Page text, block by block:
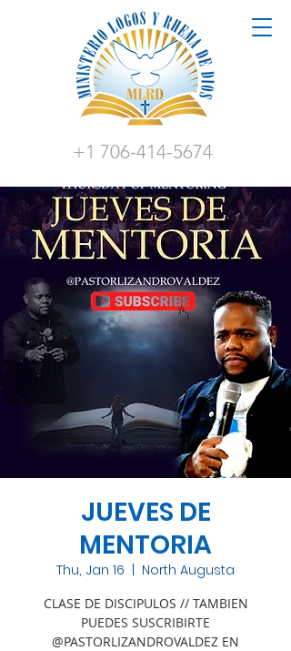
+1 706-414-5674
JUEVES DE
MENTORIA
Thu, Jan 16 North Augusta
CLASE DE DISCIPULOS // TAMBIEN
PUEDES SUSCRIBIRTE
@PASTORLIZANDROVALDEZ EN